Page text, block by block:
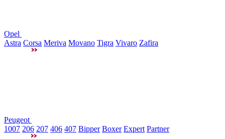
Opel
Astra Corsa Meriva Movano Tigra Vivaro Zafira
Peugeot
1007 206 207 406 407 Bipper Boxer Expert Partner